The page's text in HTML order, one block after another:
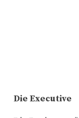
Die Executive